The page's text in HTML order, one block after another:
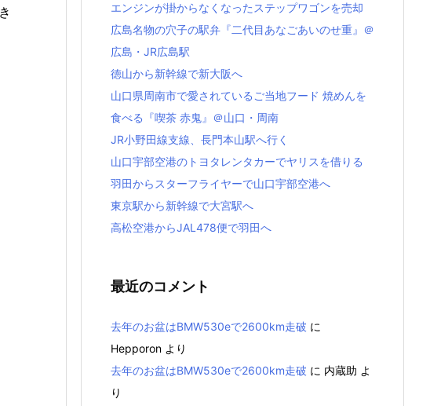
エンジンが掛からなくなったステップワゴンを売却
広島名物の穴子の駅弁『二代目あなごあいのせ重』＠
広島・JR広島駅
徳山から新幹線で新大阪へ
山口県周南市で愛されているご当地フード 焼めんを
食べる『喫茶 赤鬼』＠山口・周南
JR小野田線支線、長門本山駅へ行く
山口宇部空港のトヨタレンタカーでヤリスを借りる
羽田からスターフライヤーで山口宇部空港へ
東京駅から新幹線で大宮駅へ
高松空港からJAL478便で羽田へ
最近のコメント
去年のお盆はBMW530eで2600km走破 に
Hepporon より
去年のお盆はBMW530eで2600km走破 に 内蔵助 よ
り